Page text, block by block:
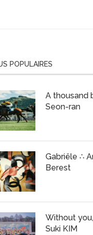
POPULAIRES
A thousand
Seon-ran
Gabriële ∴
Berest
Without
Suki KIM